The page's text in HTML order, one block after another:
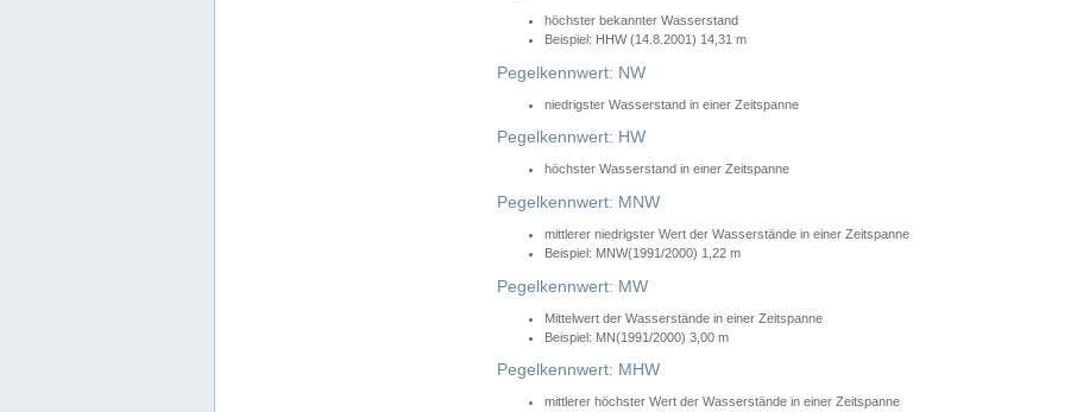
höchster bekannter Wasserstand
Beispiel: HHW (14.8.2001) 14,31 m
Pegelkennwert: NW
niedrigster Wasserstand in einer Zeitspanne
Pegelkennwert: HW
höchster Wasserstand in einer Zeitspanne
Pegelkennwert: MNW
mittlerer niedrigster Wert der Wasserstände in einer Zeitspanne
Beispiel: MNW(1991/2000) 1,22 m
Pegelkennwert: MW
Mittelwert der Wasserstände in einer Zeitspanne
Beispiel: MN(1991/2000) 3,00 m
Pegelkennwert: MHW
mittlerer höchster Wert der Wasserstände in einer Zeitspanne